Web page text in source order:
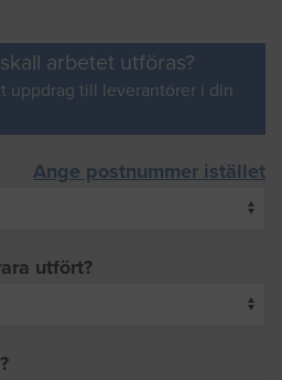
arbetet utföras?
uppdrag till leverantörer i din
Ange postnummer istället
utfört?